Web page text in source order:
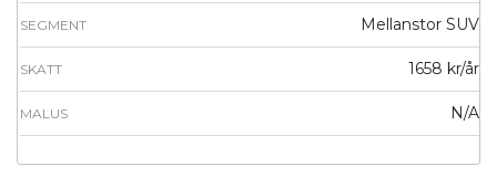
SEGMENT Mellanstor SUV
SKATT 1658 kr/år
MALUS N/A